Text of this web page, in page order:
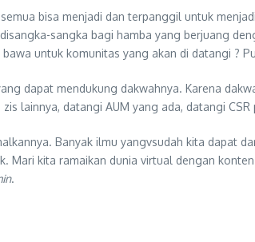
bisa menjadi dan terpanggil untuk
sangka bagi hamba yang berjuang
untuk komunitas yang akan di datangi ?
dapat mendukung dakwahnya. Karena
lainnya, datangi AUM yang ada, datangi
Banyak ilmu yangvsudah kita dapat
kita ramaikan dunia virtual dengan
.